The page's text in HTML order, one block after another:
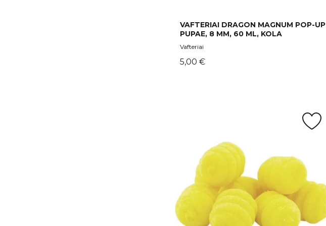
VAFTERIAI DRAGON MAGNUM POP-UP
PUPAE, 8 MM, 60 ML, KOLA
Vafteriai
Kaina
5,00 €